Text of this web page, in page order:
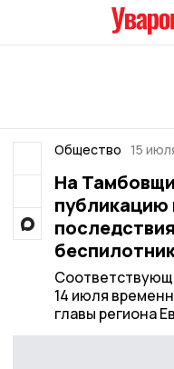
Общество 15
На
14 июля
главы региона